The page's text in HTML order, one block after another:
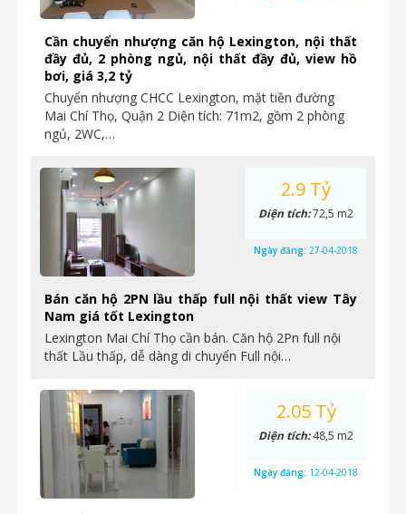
Cần chuyển nhượng căn hộ Lexington, nội thất
đầy đủ, 2 phòng ngủ, nội thất đầy đủ, view hồ
bơi, giá 3,2 tỷ
Chuyển nhượng CHCC Lexington, mặt tiền đường
Mai Chí Thọ, Quận 2 Diện tích: 71m2, gồm 2 phòng
ngủ, 2WC,…
Bán căn hộ 2PN lầu thấp full nội thất view Tây
Nam giá tốt Lexington
Lexington Mai Chí Thọ cần bán. Căn hộ 2Pn full nội
thất Lầu thấp, dễ dàng di chuyển Full nội…
2.9 Tỷ
Diện tích:72,5 m2
Ngày đăng: 27-04-2018
2.05 Tỷ
Diện tích:48,5 m2
Ngày đăng: 12-04-2018